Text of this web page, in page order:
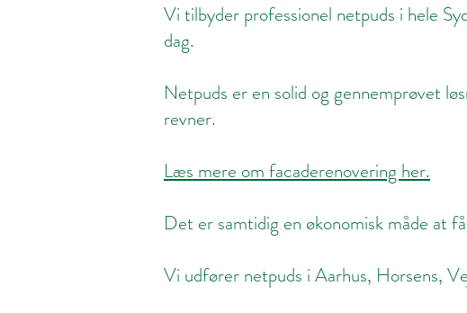
Vi tilbyder professionel netpuds i hele
dag.
Netpuds er en solid og gennemprøvet
revner.
Læs mere om facaderenovering her.
Det er samtidig en økonomisk måde at
Vi udfører netpuds i Aarhus, Horsens,